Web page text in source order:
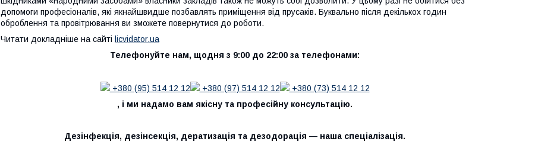
допомоги професіоналів, які якнайшвидше позбавлять приміщення від прусаків. Буквально після декількох годин
оброблення та провітрювання ви зможете повернутися до роботи.
Читати докладніше на сайті licvidator.ua
Телефонуйте нам, щодня з 9:00 до 22:00 за телефонами:
+380 (95) 514 12 12 +380 (97) 514 12 12
+380 (73) 514 12 12
, і ми надамо вам якісну та професійну консультацію.
Дезінфекція, дезінсекція, дератизація та дезодорація — наша спеціалізація.